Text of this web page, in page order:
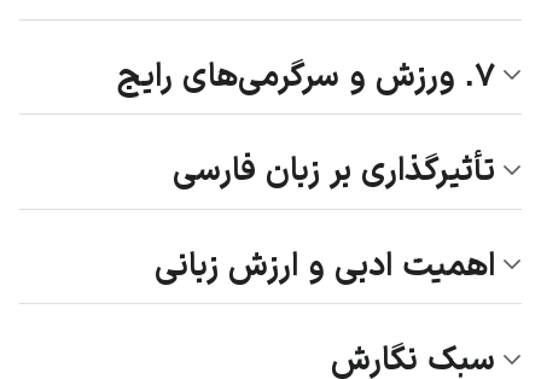
۷. ورزش و سرگرمی‌های رایج
تأثیرگذاری بر زبان فارسی
اهمیت ادبی و ارزش زبانی
سبک نگارش